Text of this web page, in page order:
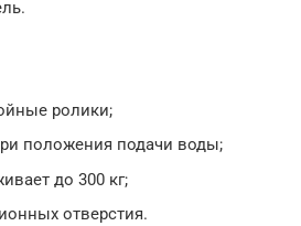
ролики;
положения подачи воды;
до 300 кг;
отверстия.